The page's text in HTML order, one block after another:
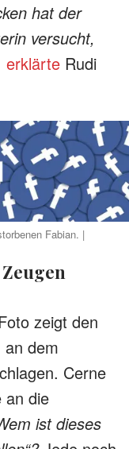
hat der
versucht,
erklärte Rudi
Fabian. |
zeigt den
an dem
Cerne
an die
ist dieses